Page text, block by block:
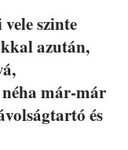
szinte
azután,
néha már-már
és